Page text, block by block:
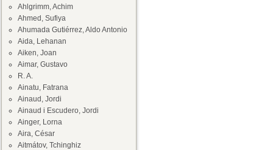
Ahlgrimm, Achim
Ahmed, Sufiya
Ahumada Gutiérrez, Aldo Antonio
Aida, Lehanan
Aiken, Joan
Aimar, Gustavo
R. A.
Ainatu, Fatrana
Ainaud, Jordi
Ainaud i Escudero, Jordi
Ainger, Lorna
Aira, César
Aitmátov, Tchinghiz